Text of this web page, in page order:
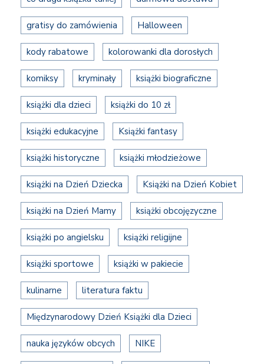
gratisy do zamówienia Halloween
kody rabatowe kolorowanki dla dorosłych
komiksy kryminały książki biograficzne
książki dla dzieci książki do 10 zł
książki edukacyjne Książki fantasy
książki historyczne książki młodzieżowe
książki na Dzień Dziecka Książki na Dzień Kobiet
książki na Dzień Mamy książki obcojęzyczne
książki po angielsku książki religijne
książki sportowe książki w pakiecie
kulinarne literatura faktu
Międzynarodowy Dzień Książki dla Dzieci
nauka języków obcych NIKE